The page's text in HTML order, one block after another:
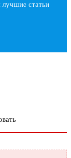
лучшие статьи